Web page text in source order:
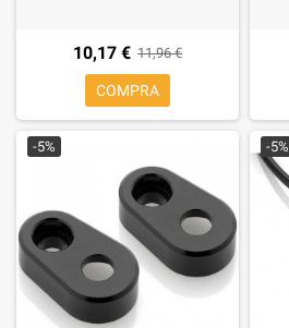
10,17 € 11,96 €
COMPRA
-5% -5%